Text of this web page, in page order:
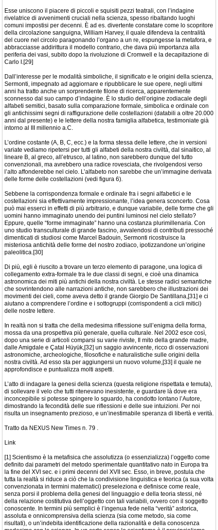
Esse uniscono il piacere di piccoli e squisiti pezzi teatrali, con l’indagine
rivelatrice di avvenimenti cruciali nella scienza, spesso ribaltando luoghi
comuni impostisi per decenni. È ad es. divertente constatare come lo scopritore
della circolazione sanguigna, William Harvey, il quale difendeva la centralità
del cuore nel circolo paragonando l’organo a un re, espungesse la metafora, e
abbracciasse addirittura il modello contrario, che dava più importanza alla
periferia dei vasi, subito dopo la rivoluzione di Cromwell e la decapitazione di
Carlo I.[29]
Dall’interesse per le modalità simboliche, il significato e le origini della scienza,
Sermonti, impegnato ad aggiornare e ripubblicare le sue opere, negli ultimi
anni ha tratto anche un sorprendente filone di ricerca, apparentemente
sconnesso dal suo campo d’indagine. È lo studio dell’origine zodiacale degli
alfabeti semitici, basato sulla comparazione formale, simbolica e ordinale con
gli antichissimi segni di raffigurazione delle costellazioni (databili a oltre 20.000
anni dal presente) e le lettere della nostra famiglia alfabetica, testimoniate già
intorno al III millennio a.C.
L’ordine costante (A, B, C, ecc.) e la forma stessa delle lettere, che in versioni
variate vediamo ripetersi per tutti gli alfabeti della nostra civiltà, dal sinaitico, al
lineare B, al greco, all’etrusco, al latino, non sarebbero dunque del tutto
convenzionali, ma avrebbero una radice rovesciata, che rivolgendosi verso
l’alto affonderebbe nel cielo. L’alfabeto non sarebbe che un’immagine derivata
delle forme delle costellazioni (vedi figura 6).
Sebbene la corrispondenza formale e ordinale fra i segni alfabetici e le
costellazioni sia effettivamente impressionante, l’idea genera sconcerto. Cosa
può mai esserci in effetti di più arbitrario, e dunque variabile, delle forme che gli
uomini hanno immaginato unendo dei puntini luminosi nel cielo stellato?
Eppure, quelle “forme immaginate” hanno una costanza plurimillenaria. Con
uno studio transculturale di grande fascino, avvalendosi di contributi pressoché
dimenticati di studiosi come Marcel Badouin, Sermonti ricostruisce la
misteriosa antichità delle forme del nostro zodiaco, ipotizzandone un’origine
paleolitica.[30]
Di più, egli è riuscito a trovare un terzo elemento di paragone, una logica di
collegamento extra-formale tra le due classi di segni, e cioè una dinamica
astronomica dei miti più antichi della nostra civiltà. Le stesse radici semantiche
che sovrintendono alle narrazioni antiche, non sarebbero che illustrazioni dei
movimenti dei cieli, come aveva detto il grande Giorgio De Santillana,[31] e ci
aiutano a comprendere l’ordine e i sottogruppi (corrispondenti a cicli mitici)
delle nostre lettere.
In realtà non si tratta che della medesima riflessione sull’enigma della forma,
mossa da una prospettiva più generale, quella culturale. Nel 2002 esce così,
dopo una serie di articoli comparsi su varie riviste, Il mito della grande madre,
dalle Amigdale e Çatal Hüyük,[32] un saggio avvincente, ricco di osservazioni
astronomiche, archeologiche, filosofiche e naturalistiche sulle origini della
nostra civiltà. Ad esso sta per aggiungersi un nuovo volume,[33] il quale ne
approfondisce e puntualizza molti aspetti.
L’atto di indagare la genesi della scienza (questa religione rispettata e temuta),
di sollevare il velo che tutti ritenevano inesistente, e guardare là dove era
inconcepibile si potesse spingere lo sguardo, ha condotto lontano l’Autore,
dimostrando la fecondità delle sue riflessioni e delle sue intuizioni. Per noi
risulta un insegnamento prezioso, e un’inestimabile speranza di libertà e verità.
Tratto da NEXUS New Times n. 79 .
Link
[1] Scientismo è la metafisica che assolutizza (o essenzializza) l’oggetto come
definito dai parametri del metodo sperimentale quantitativo nato in Europa tra
la fine del XVI sec. e i primi decenni del XVII sec. Esso, in breve, postula che
tutta la realtà si riduce a ciò che la condivisione linguistica e teorica (a sua volta
convenzionata in termini matematici) preseleziona e definisce come reale,
senza porsi il problema della genesi del linguaggio e della teoria stessi, né
della relazione costitutiva dell’oggetto con tali variabili, ovvero con il soggetto
conoscente. In termini più semplici è l’ingenua fede nella “verità” astorica,
assoluta e onnicomprensiva della scienza (sia come metodo, sia come
risultati), o un’indebita identificazione della razionalità e della conoscenza